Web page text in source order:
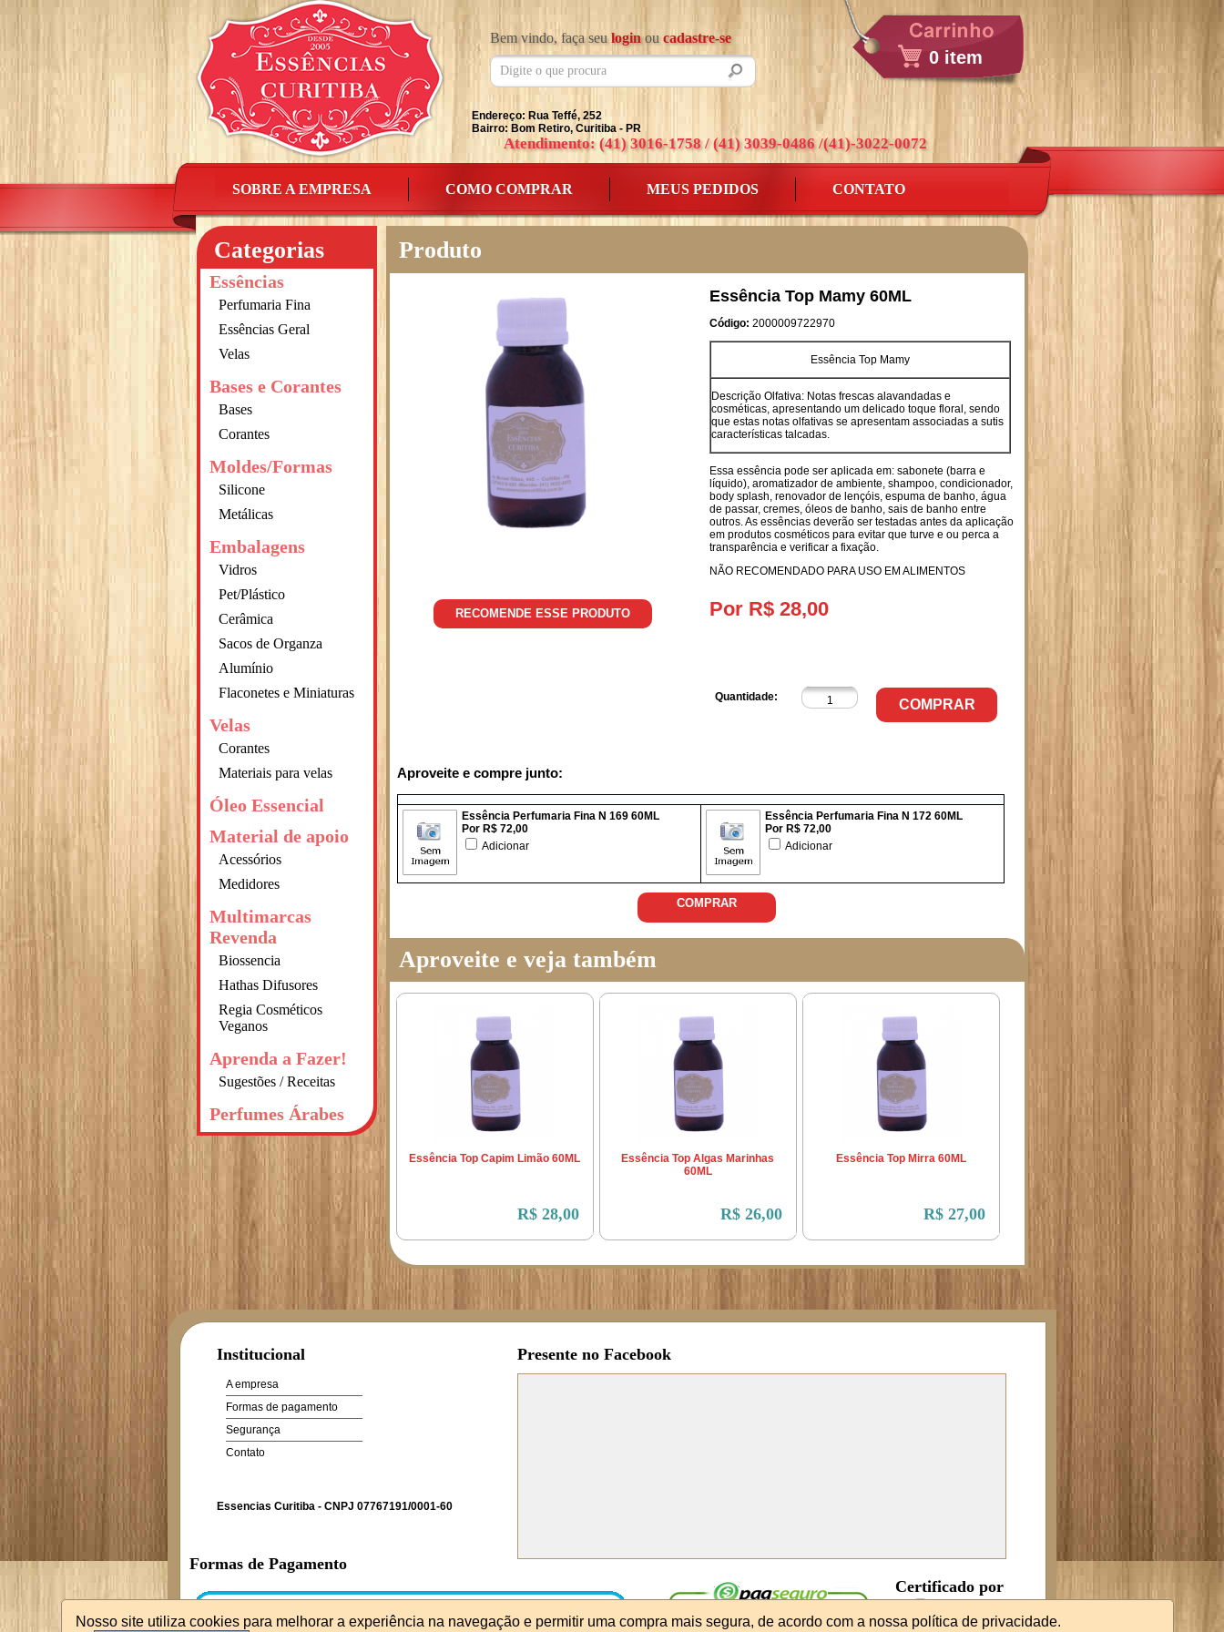
SOBRE A EMPRESA COMO COMPRAR MEUS PEDIDOS CONTATO
0 item
Bem vindo, faça seuloginou cadastre-se
Endereço: Rua Teffé, 252
Bairro: Bom Retiro, Curitiba - PR
Atendimento: (41) 3016-1758 / (41) 3039-0486 /(41)-3022-0072
Categorias
Essências
Perfumaria Fina
Essências Geral
Velas
Bases e Corantes
Bases
Corantes
Moldes/Formas
Silicone
Metálicas
Embalagens
Vidros
Pet/Plástico
Cerâmica
Sacos de Organza
Alumínio
Flaconetes e Miniaturas
Velas
Corantes
Materiais para velas
Óleo Essencial
Material de apoio
Acessórios
Medidores
Multimarcas
Revenda
Biossencia
Hathas Difusores
Regia Cosméticos
Veganos
Aprenda a Fazer!
Sugestões / Receitas
Perfumes Árabes
Produto
RECOMENDE ESSE PRODUTO
Essência Top Mamy 60ML
Código: 2000009722970
Essência Top Mamy
Descrição Olfativa: Notas frescas alavandadas e
cosméticas, apresentando um delicado toque floral, sendo
que estas notas olfativas se apresentam associadas a sutis
características talcadas.
Essa essência pode ser aplicada em: sabonete (barra e
líquido), aromatizador de ambiente, shampoo, condicionador,
body splash, renovador de lençóis, espuma de banho, água
de passar, cremes, óleos de banho, sais de banho entre
outros. As essências deverão ser testadas antes da aplicação
em produtos cosméticos para evitar que turve e ou perca a
transparência e verificar a fixação.
NÃO RECOMENDADO PARA USO EM ALIMENTOS
Por R$ 28,00
Quantidade: COMPRAR
Aproveite e compre junto:
Essência Perfumaria Fina N 169 60ML
Por R$ 72,00
Adicionar
Essência Perfumaria Fina N 172 60ML
Por R$ 72,00
Adicionar
COMPRAR
Aproveite e veja também
Essência Top Capim Limão 60ML
R$ 28,00
Essência Top Algas Marinhas
60ML
R$ 26,00
Essência Top Mirra 60ML
R$ 27,00
Institucional
A empresa
Formas de pagamento
Segurança
Contato
Essencias Curitiba - CNPJ 07767191/0001-60
Presente no Facebook
Formas de Pagamento
Certificado por
Nosso site utiliza cookies para melhorar a experiência na navegação e permitir uma compra mais segura, de acordo com a nossa política de privacidade.